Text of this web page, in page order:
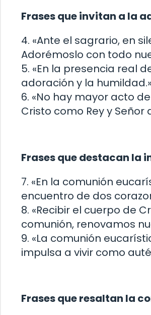
Frases que invitan a la
4. «Ante el sagrario, en
Adorémoslo con todo
5. «En la presencia real
adoración y la
6. «No hay mayor acto
Cristo como Rey y Señor
Frases que destacan la
7. «En la comunión
encuentro de dos
8. «Recibir el cuerpo de
comunión, renovamos
9. «La comunión
impulsa a vivir como
Frases que resaltan la